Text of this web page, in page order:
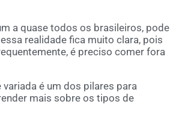
a quase todos os brasileiros, pode
realidade fica muito clara, pois
é preciso comer fora
é um dos pilares para
mais sobre os tipos de